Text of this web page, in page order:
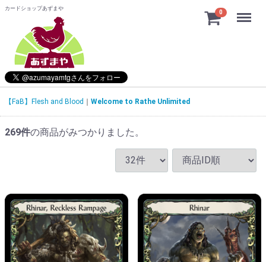
カードショップあずまや
0 Menu
【FaB】Flesh and Blood Welcome to Rathe Unlimited
269件の商品がみつかりました。